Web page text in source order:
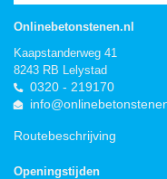
Onlinebetonstenen.nl
Kaapstanderweg 41
8243 RB Lelystad
0320 - 219170
Routebeschrijving
Openingstijden